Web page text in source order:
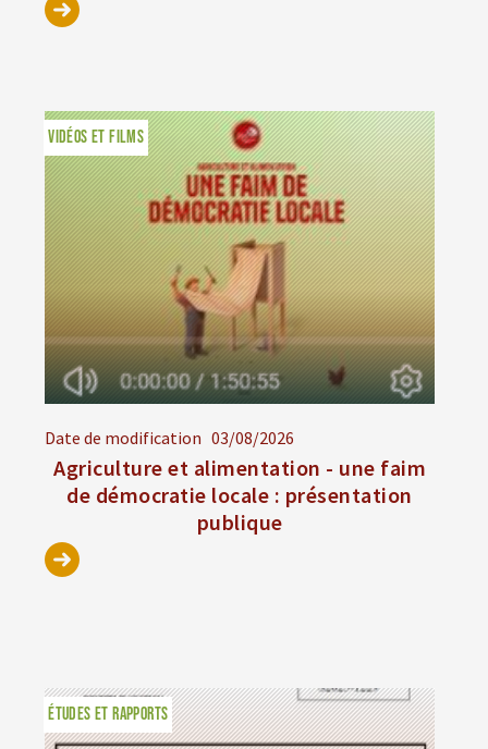
Date de modification 03/08/2026
Agriculture et alimentation - une faim
de démocratie locale : présentation
publique
VIDÉOS ET FILMS
ÉTUDES ET RAPPORTS